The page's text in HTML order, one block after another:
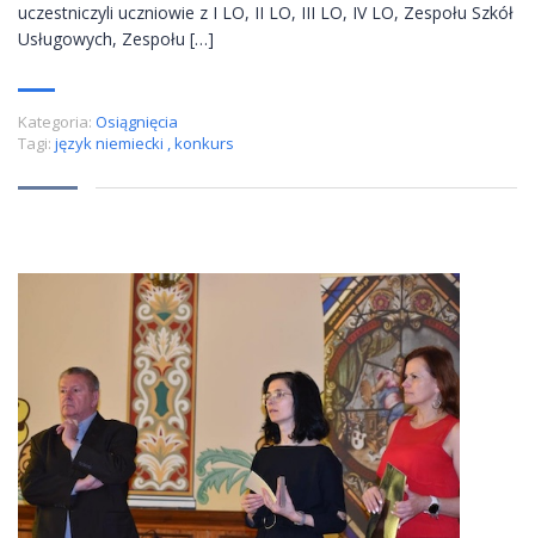
uczestniczyli uczniowie z I LO, II LO, III LO, IV LO, Zespołu Szkół
Usługowych, Zespołu […]
Kategoria: Osiągnięcia
Tagi: język niemiecki ,konkurs